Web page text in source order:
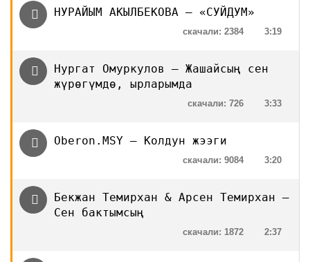
НУРАЙЫМ АКЫЛБЕКОВА — «СУЙДУМ»
3:19
скачали: 2384
Нургат Омуркулов — Жашайсың сен
жүрөгүмдө, ырларымда
3:33
скачали: 726
Oberon.MSY — Колдун жээги
3:20
скачали: 9084
Бекжан Темирхан & Арсен Темирхан —
Сен бактымсың
2:37
скачали: 1872